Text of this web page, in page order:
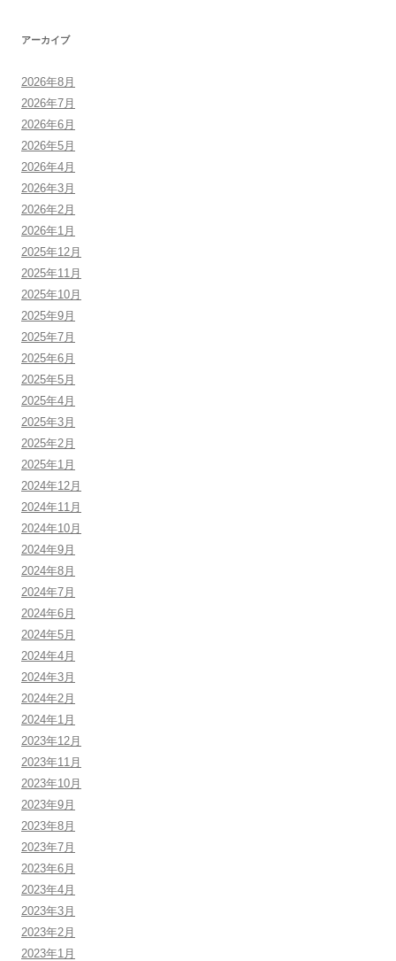
アーカイブ
2026年8月
2026年7月
2026年6月
2026年5月
2026年4月
2026年3月
2026年2月
2026年1月
2025年12月
2025年11月
2025年10月
2025年9月
2025年7月
2025年6月
2025年5月
2025年4月
2025年3月
2025年2月
2025年1月
2024年12月
2024年11月
2024年10月
2024年9月
2024年8月
2024年7月
2024年6月
2024年5月
2024年4月
2024年3月
2024年2月
2024年1月
2023年12月
2023年11月
2023年10月
2023年9月
2023年8月
2023年7月
2023年6月
2023年4月
2023年3月
2023年2月
2023年1月